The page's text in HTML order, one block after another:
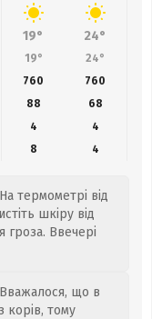
19° 24°
19° 24°
760 760
88
68
4
4
8 4
термометрі від
шкіру від
гроза. Ввечері
Вважалося, що в
корів, тому